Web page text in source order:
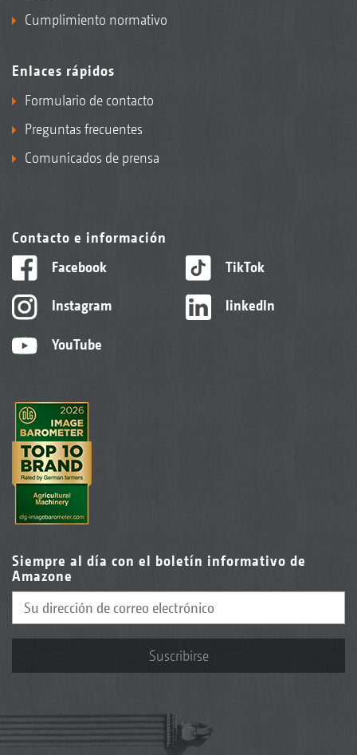
Cumplimiento normativo
Enlaces rápidos
Formulario de contacto
Preguntas frecuentes
Comunicados de prensa
Contacto e información
Facebook
Instagram
YouTube
TikTok
linkedIn
Siempre al día con el boletín informativo de
Amazone
Suscribirse